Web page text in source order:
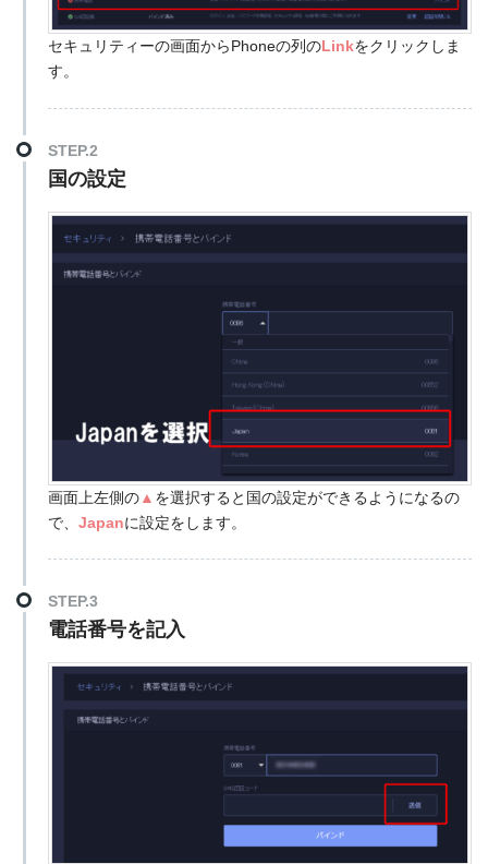
セキュリティーの画面からPhoneの列のLinkをクリックしま
す。
STEP.2
国の設定
画面上左側の▲ を選択すると国の設定ができるようになるの
で、 Japanに設定をします。
STEP.3
電話番号を記入